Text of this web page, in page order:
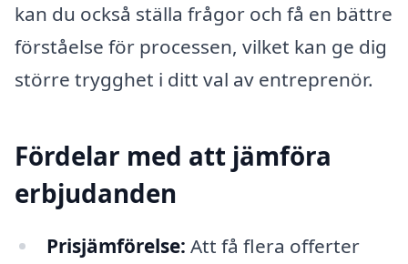
kan du också ställa frågor och få en bättre
förståelse för processen, vilket kan ge dig
större trygghet i ditt val av entreprenör.
Fördelar med att jämföra
erbjudanden
Prisjämförelse: Att få flera offerter